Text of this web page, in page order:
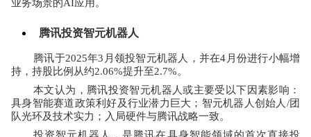
业务场景的AI应用。
腾讯投资智元机器人
腾讯于2025年3 月领投智元机器人，并在4 月份进行小幅增
持，持股比例从约2.06%提升至2.7%。
本文认为，腾讯投资智元机器人或主要受以下因素影响：
具身智能赛道政策利好及行业潜力巨大；智元机器人创始人 /团
队光环及技术实力；入局硬件与腾讯战略一致。